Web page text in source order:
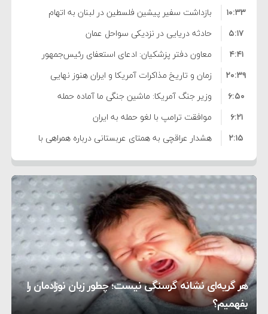
بازداشت سفیر پیشین فلسطین در لبنان به اتهام
فساد و اختلاس اموال
۱۰:۳۳
حادثه دریایی در نزدیکی سواحل عمان
۵:۱۷
معاون دفتر پزشکیان: ادعای استعفای رئیس‌جمهور
واهی و کذب محض است
۴:۴۱
زمان و تاریخ مذاکرات آمریکا و ایران هنوز نهایی
نشده است
۲۰:۳۹
وزیر جنگ آمریکا: ماشین جنگی ما آماده حمله
نظامی علیه ایران است
۶:۵۰
موافقت ترامپ با لغو حمله به ایران
۶:۲۱
هشدار عراقچی به همتای عربستانی درباره همراهی با
آمریکا
۲:۱۵
مقام ارشد امنیتی: برنامه گسترده‌ای برای پاسخ به
دیوانگی آمریکا داریم
۷:۱۰
ترامپ دستور حملات جدید علیه ایران را صادر کرد
۵:۴۵
سپاه: دو نفتکش متخلف مورد اصابت قرار گرفته و
متوقف شدند
۱۲:۵۹
ترامپ مدعی توافق تاریخی برای خلع سلاح کامل
حماس شد
۸:۵۷
اعتراض عراقچی به همتای بلغارستانی به دلیل کمک
به آمریکا در حملات به ایران
۱۶:۱۹
کشورهایی که به متجاوزان کمک می کنند پاسخ
سختی خواهند گرفت
۱۰:۱۵
سنتکام پایان تجاوز جدید به ایران را اعلام کرد
۶:۰۵
هر گریه‌ای نشانه گرسنگی نیست؛ چطور زبان نوزادمان را
بفهمیم؟
تغذیه پدر می‌تواند بر سلامت نوزاد تأثیر بگذارد
روی دیگر زندگی